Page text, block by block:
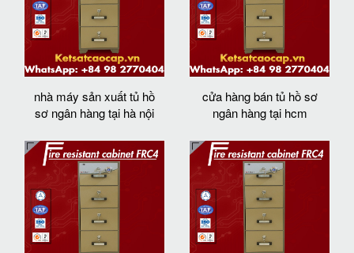
nhà máy sản xuất tủ hồ
sơ ngân hàng tại hà nội
cửa hàng bán tủ hồ sơ
ngân hàng tại hcm